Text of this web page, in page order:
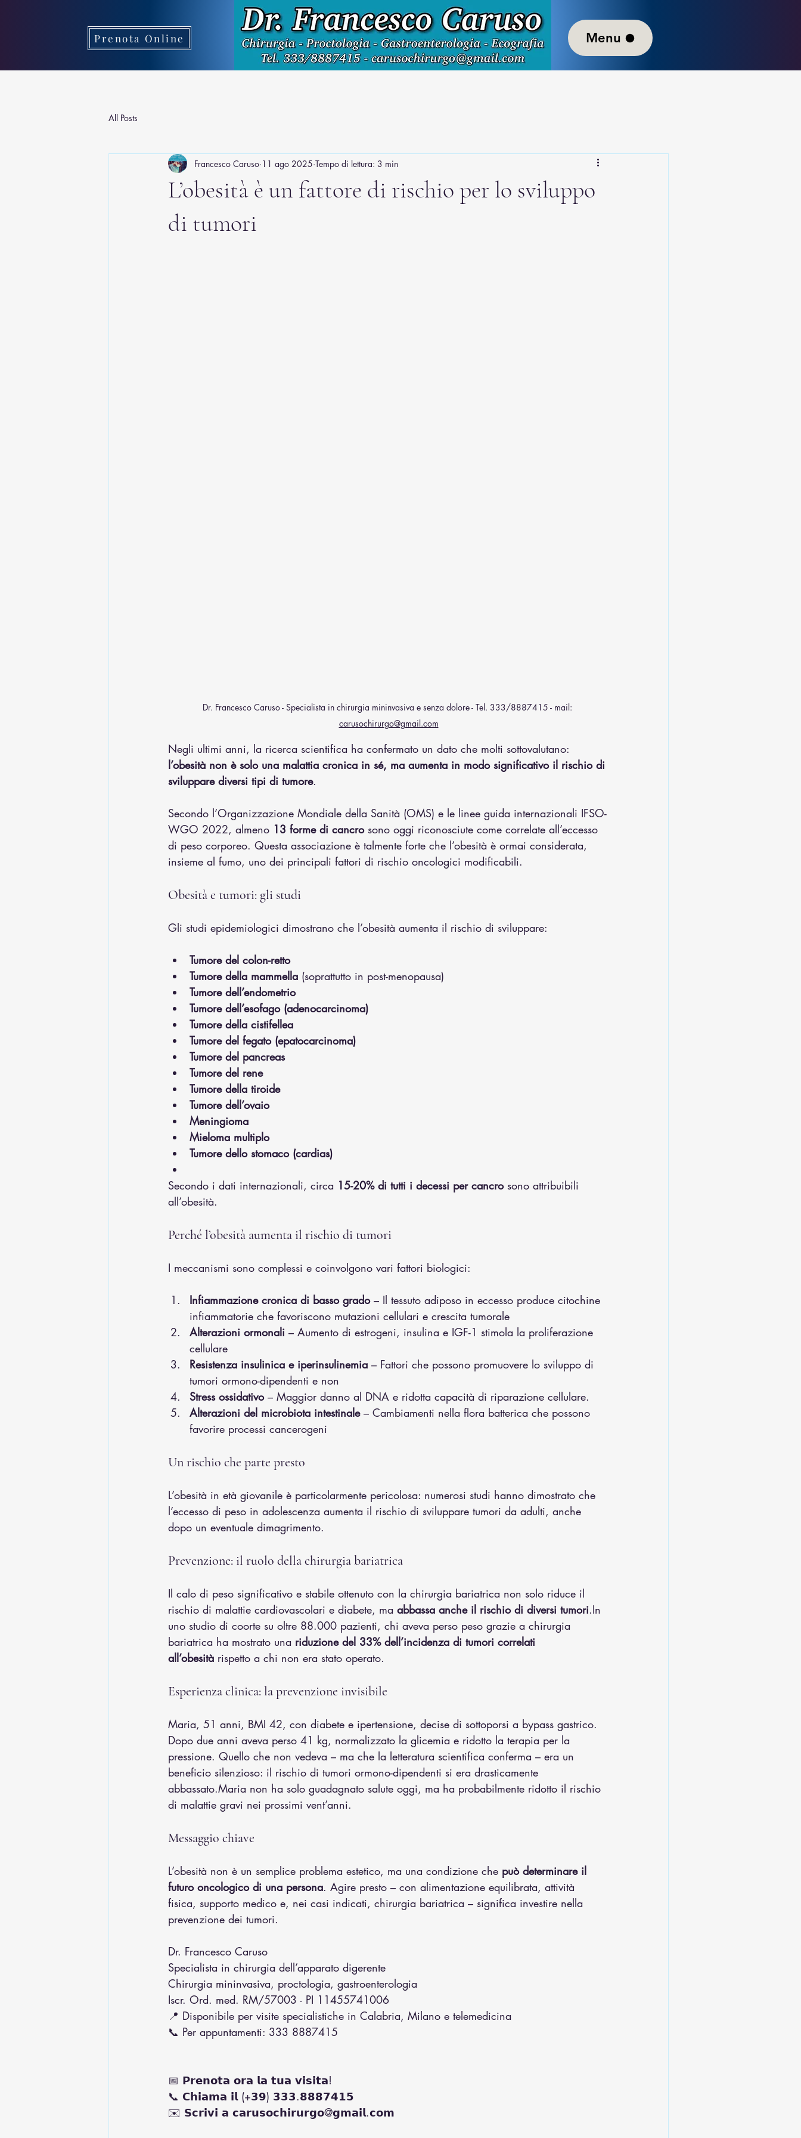
Prenota Online Menu
All Posts
L’obesità è un fattore di rischio per lo sviluppo
di tumori
Francesco Caruso 11 ago 2025 Tempo di lettura: 3 min
Dr. Francesco Caruso - Specialista in chirurgia mininvasiva e senza dolore - Tel. 333/8887415 - mail:
carusochirurgo@gmail.com
Negli ultimi anni, la ricerca scientifica ha confermato un dato che molti sottovalutano:
l’obesità non è solo una malattia cronica in sé, ma aumenta in modo significativo il rischio di
sviluppare diversi tipi di tumore.
Secondo l’Organizzazione Mondiale della Sanità (OMS) e le linee guida internazionali IFSO-
WGO 2022, almeno 13 forme di cancro sono oggi riconosciute come correlate all’eccesso
di peso corporeo. Questa associazione è talmente forte che l’obesità è ormai considerata,
insieme al fumo, uno dei principali fattori di rischio oncologici modificabili.
Obesità e tumori: gli studi
Gli studi epidemiologici dimostrano che l’obesità aumenta il rischio di sviluppare:
Tumore del colon-retto
Tumore della mammella (soprattutto in post-menopausa)
Tumore dell’endometrio
Tumore dell’esofago (adenocarcinoma)
Tumore della cistifellea
Tumore del fegato (epatocarcinoma)
Tumore del pancreas
Tumore del rene
Tumore della tiroide
Tumore dell’ovaio
Meningioma
Mieloma multiplo
Tumore dello stomaco (cardias)
Secondo i dati internazionali, circa 15-20% di tutti i decessi per cancro sono attribuibili
all’obesità.
Perché l’obesità aumenta il rischio di tumori
I meccanismi sono complessi e coinvolgono vari fattori biologici:
Infiammazione cronica di basso grado – Il tessuto adiposo in eccesso produce citochine
infiammatorie che favoriscono mutazioni cellulari e crescita tumorale
Alterazioni ormonali – Aumento di estrogeni, insulina e IGF-1 stimola la proliferazione
cellulare
Resistenza insulinica e iperinsulinemia – Fattori che possono promuovere lo sviluppo di
tumori ormono-dipendenti e non
Stress ossidativo – Maggior danno al DNA e ridotta capacità di riparazione cellulare.
Alterazioni del microbiota intestinale – Cambiamenti nella flora batterica che possono
favorire processi cancerogeni
Un rischio che parte presto
L’obesità in età giovanile è particolarmente pericolosa: numerosi studi hanno dimostrato che
l’eccesso di peso in adolescenza aumenta il rischio di sviluppare tumori da adulti, anche
dopo un eventuale dimagrimento.
Prevenzione: il ruolo della chirurgia bariatrica
Il calo di peso significativo e stabile ottenuto con la chirurgia bariatrica non solo riduce il
rischio di malattie cardiovascolari e diabete, ma abbassa anche il rischio di diversi tumori.In
uno studio di coorte su oltre 88.000 pazienti, chi aveva perso peso grazie a chirurgia
bariatrica ha mostrato una riduzione del 33% dell’incidenza di tumori correlati
all’obesità rispetto a chi non era stato operato.
Esperienza clinica: la prevenzione invisibile
Maria, 51 anni, BMI 42, con diabete e ipertensione, decise di sottoporsi a bypass gastrico.
Dopo due anni aveva perso 41 kg, normalizzato la glicemia e ridotto la terapia per la
pressione. Quello che non vedeva – ma che la letteratura scientifica conferma – era un
beneficio silenzioso: il rischio di tumori ormono-dipendenti si era drasticamente
abbassato.Maria non ha solo guadagnato salute oggi, ma ha probabilmente ridotto il rischio
di malattie gravi nei prossimi vent’anni.
Messaggio chiave
L’obesità non è un semplice problema estetico, ma una condizione che può determinare il
futuro oncologico di una persona. Agire presto – con alimentazione equilibrata, attività
fisica, supporto medico e, nei casi indicati, chirurgia bariatrica – significa investire nella
prevenzione dei tumori.
Dr. Francesco Caruso
Specialista in chirurgia dell’apparato digerente
Chirurgia mininvasiva, proctologia, gastroenterologia
Iscr. Ord. med. RM/57003 - PI 11455741006
📍 Disponibile per visite specialistiche in Calabria, Milano e telemedicina
📞 Per appuntamenti: 333 8887415
📅 𝗣𝗿𝗲𝗻𝗼𝘁𝗮 𝗼𝗿𝗮 𝗹𝗮 𝘁𝘂𝗮 𝘃𝗶𝘀𝗶𝘁𝗮!
📞 𝗖𝗵𝗶𝗮𝗺𝗮 𝗶𝗹 (+𝟯𝟵) 𝟯𝟯𝟯.𝟴𝟴𝟴𝟳𝟰𝟭𝟱
✉️ 𝗦𝗰𝗿𝗶𝘃𝗶 𝗮 𝗰𝗮𝗿𝘂𝘀𝗼𝗰𝗵𝗶𝗿𝘂𝗿𝗴𝗼@𝗴𝗺𝗮𝗶𝗹.𝗰𝗼𝗺